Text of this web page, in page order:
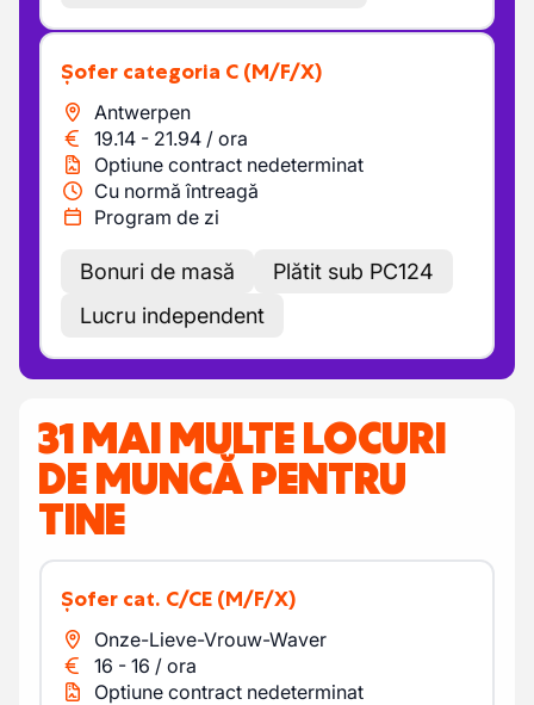
Șofer categoria C (M/F/X)
Antwerpen
19.14 - 21.94 / ora
Optiune contract nedeterminat
Cu normă întreagă
Program de zi
Bonuri de masă
Plătit sub PC124
Lucru independent
31 MAI MULTE LOCURI
DE MUNCĂ PENTRU
TINE
Șofer cat. C/CE (M/F/X)
Onze-Lieve-Vrouw-Waver
16 - 16 / ora
Optiune contract nedeterminat